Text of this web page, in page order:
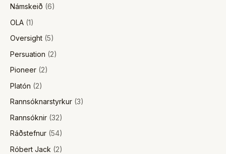
Námskeið (6)
OLA (1)
Oversight (5)
Persuation (2)
Pioneer (2)
Platón (2)
Rannsóknarstyrkur (3)
Rannsóknir (32)
Ráðstefnur (54)
Róbert Jack (2)